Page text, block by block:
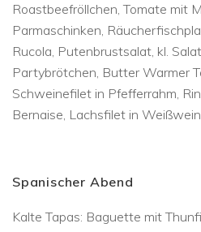
Roastbeefröllchen, Tomate mit
Parmaschinken,
Rucola, Putenbrustsalat, kl.
Partybrötchen, Butter Warmer
Schweinefilet in Pfefferrahm,
Bernaise, Lachsfilet in
Spanischer Abend
Kalte Tapas: Baguette mit